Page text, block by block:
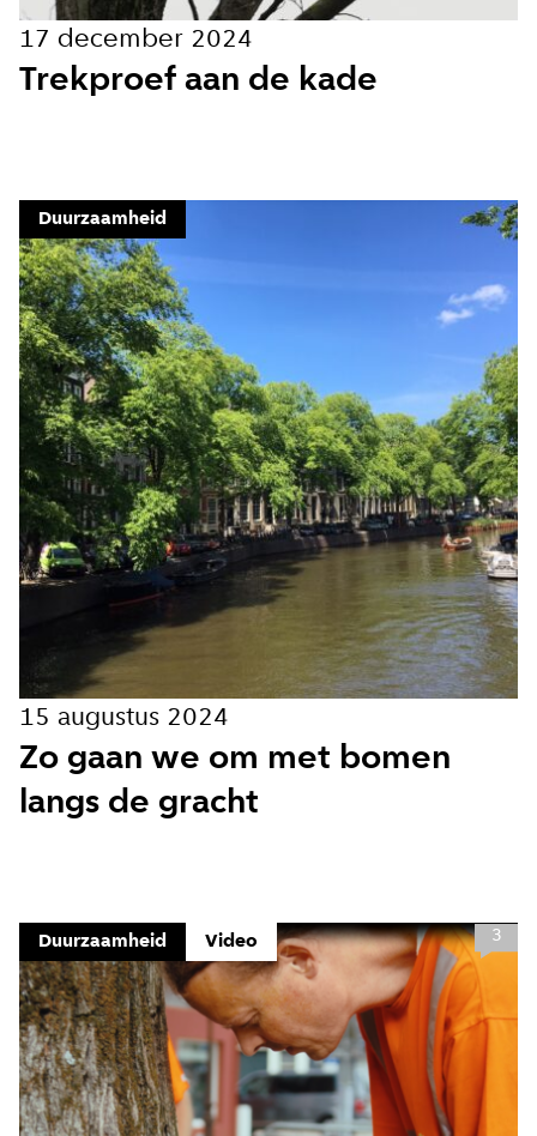
Close
Meld je aan voor onze
update
Blijf moeiteloos op de hoogte van al het
Trekproef aan de kade
17 december 2024
Duurzaamheid
Zo gaan we om met bomen
langs de gracht
15 augustus 2024
Duurzaamheid Video 3